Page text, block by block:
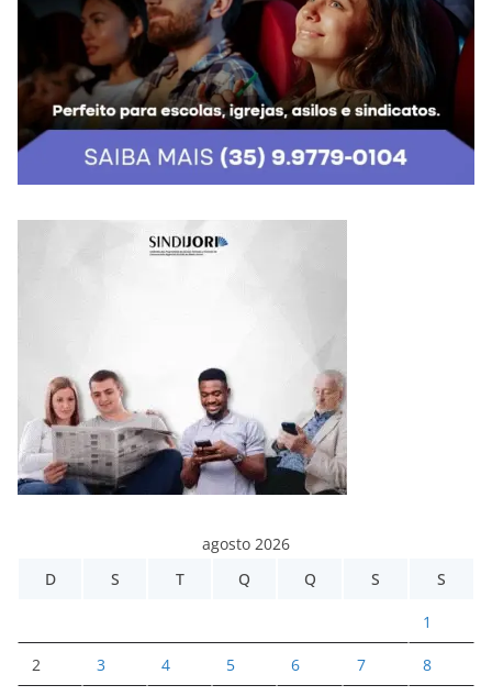
agosto 2026
D
S T Q Q S S
1
2 3 4 5 6 7 8